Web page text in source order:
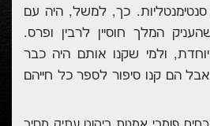
כך, למשל, היה עם
המלך חוסיין לרבין ופרס.
ולמי שקנו אותם היה כבר
הם קנו סיפור לספר כל חייהם